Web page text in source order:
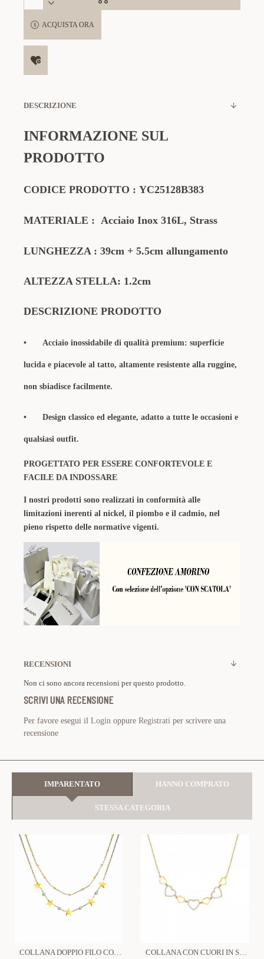
ACQUISTA ORA
DESCRIZIONE
INFORMAZIONE SUL
PRODOTTO
CODICE PRODOTTO : YC25128B383
MATERIALE : Acciaio Inox 316L, Strass
LUNGHEZZA : 39cm + 5.5cm allungamento
ALTEZZA STELLA: 1.2cm
DESCRIZIONE PRODOTTO
• Acciaio inossidabile di qualità premium: superficie
lucida e piacevole al tatto, altamente resistente alla ruggine,
non sbiadisce facilmente.
• Design classico ed elegante, adatto a tutte le occasioni e
qualsiasi outfit.
PROGETTATO PER ESSERE CONFORTEVOLE E
FACILE DA INDOSSARE
I nostri prodotti sono realizzati in conformità alle
limitazioni inerenti al nickel, il piombo e il cadmio, nel
pieno rispetto delle normative vigenti.
RECENSIONI
Non ci sono ancora recensioni per questo prodotto.
SCRIVI UNA RECENSIONE
Per favore esegui il Login oppure Registrati per scrivere una
recensione
IMPARENTATO HANNO COMPRATO
STESSA CATEGORIA
COLLANA DOPPIO FILO CON STELLE E ZIRCONI - JN219188D1 COLLANA CON CUORI IN STRASS - YC25104B330